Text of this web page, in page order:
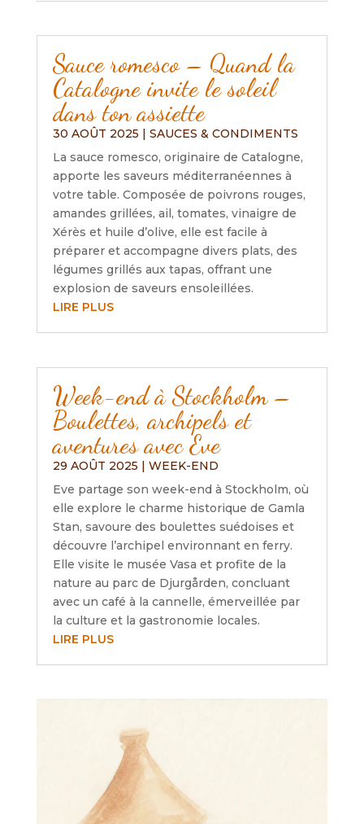
Sauce romesco – Quand la
Catalogne invite le soleil
dans ton assiette
30 AOÛT 2025
SAUCES & CONDIMENTS
La sauce romesco, originaire de Catalogne,
apporte les saveurs méditerranéennes à
votre table. Composée de poivrons rouges,
amandes grillées, ail, tomates, vinaigre de
Xérès et huile d’olive, elle est facile à
préparer et accompagne divers plats, des
légumes grillés aux tapas, offrant une
explosion de saveurs ensoleillées.
LIRE PLUS
Week-end à Stockholm –
Boulettes, archipels et
aventures avec Eve
29 AOÛT 2025 | WEEK-END
Eve partage son week-end à Stockholm, où
elle explore le charme historique de Gamla
Stan, savoure des boulettes suédoises et
découvre l’archipel environnant en ferry.
Elle visite le musée Vasa et profite de la
nature au parc de Djurgården, concluant
avec un café à la cannelle, émerveillée par
la culture et la gastronomie locales.
LIRE PLUS